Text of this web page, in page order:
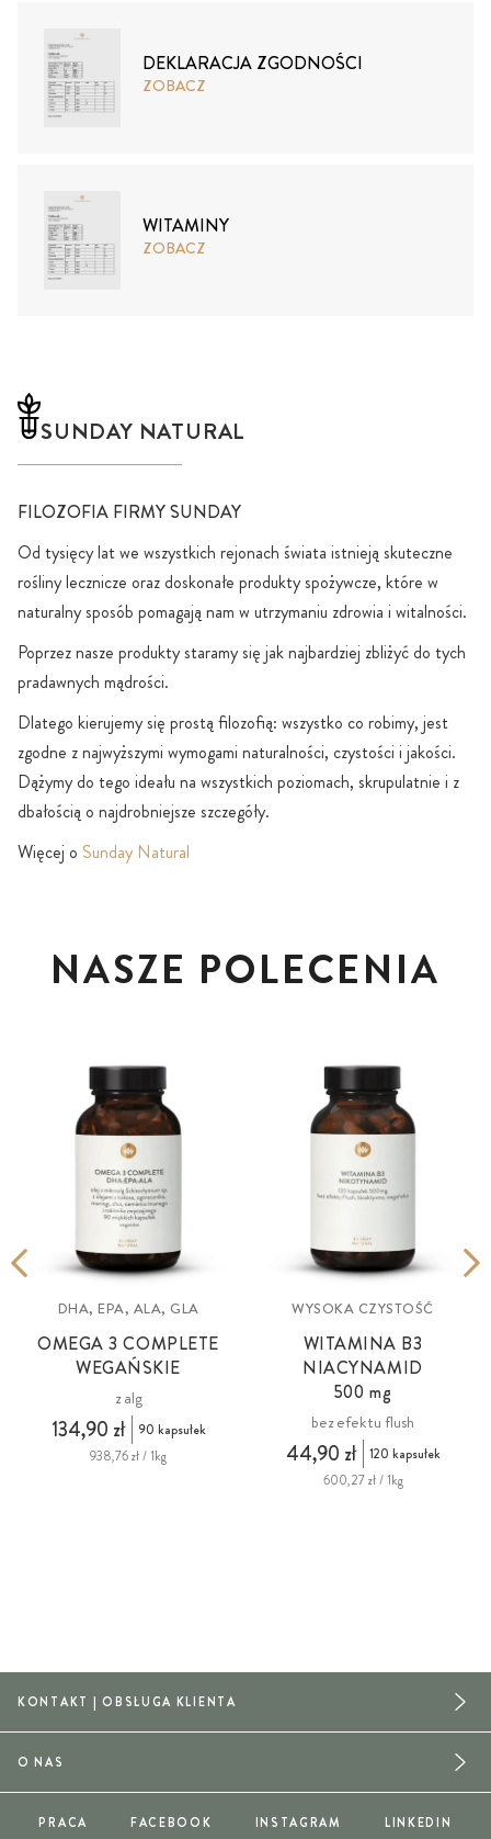
DEKLARACJA ZGODNOŚCI
ZOBACZ
WITAMINY
ZOBACZ
SUNDAY NATURAL
FILOZOFIA FIRMY SUNDAY
Od tysięcy lat we wszystkich rejonach świata istnieją skuteczne
rośliny lecznicze oraz doskonałe produkty spożywcze, które w
naturalny sposób pomagają nam w utrzymaniu zdrowia i witalności.
Poprzez nasze produkty staramy się jak najbardziej zbliżyć do tych
pradawnych mądrości.
Dlatego kierujemy się prostą filozofią: wszystko co robimy, jest
zgodne z najwyższymi wymogami naturalności, czystości i jakości.
Dążymy do tego ideału na wszystkich poziomach, skrupulatnie i z
dbałością o najdrobniejsze szczegóły.
Więcej o Sunday Natural
NASZE POLECENIA
DHA, EPA, ALA, GLA
OMEGA 3 COMPLETE
WEGAŃSKIE
z alg
134,90 zł
90 kapsułek
938,76 zł / 1kg
WYSOKA CZYSTOŚĆ
WITAMINA B3
NIACYNAMID
500 mg
bez efektu flush
44,90 zł
120 kapsułek
600,27 zł / 1kg
KONTAKT | OBSŁUGA KLIENTA
O NAS
PRACA FACEBOOK INSTAGRAM LINKEDIN